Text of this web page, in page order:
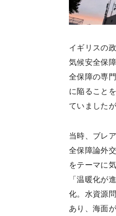
イギリスの
気候安全保
全保障の専
に陥ること
ていました
当時、ブレ
全保障論外
をテーマに
「温暖化が
化。水資源
あり、海面